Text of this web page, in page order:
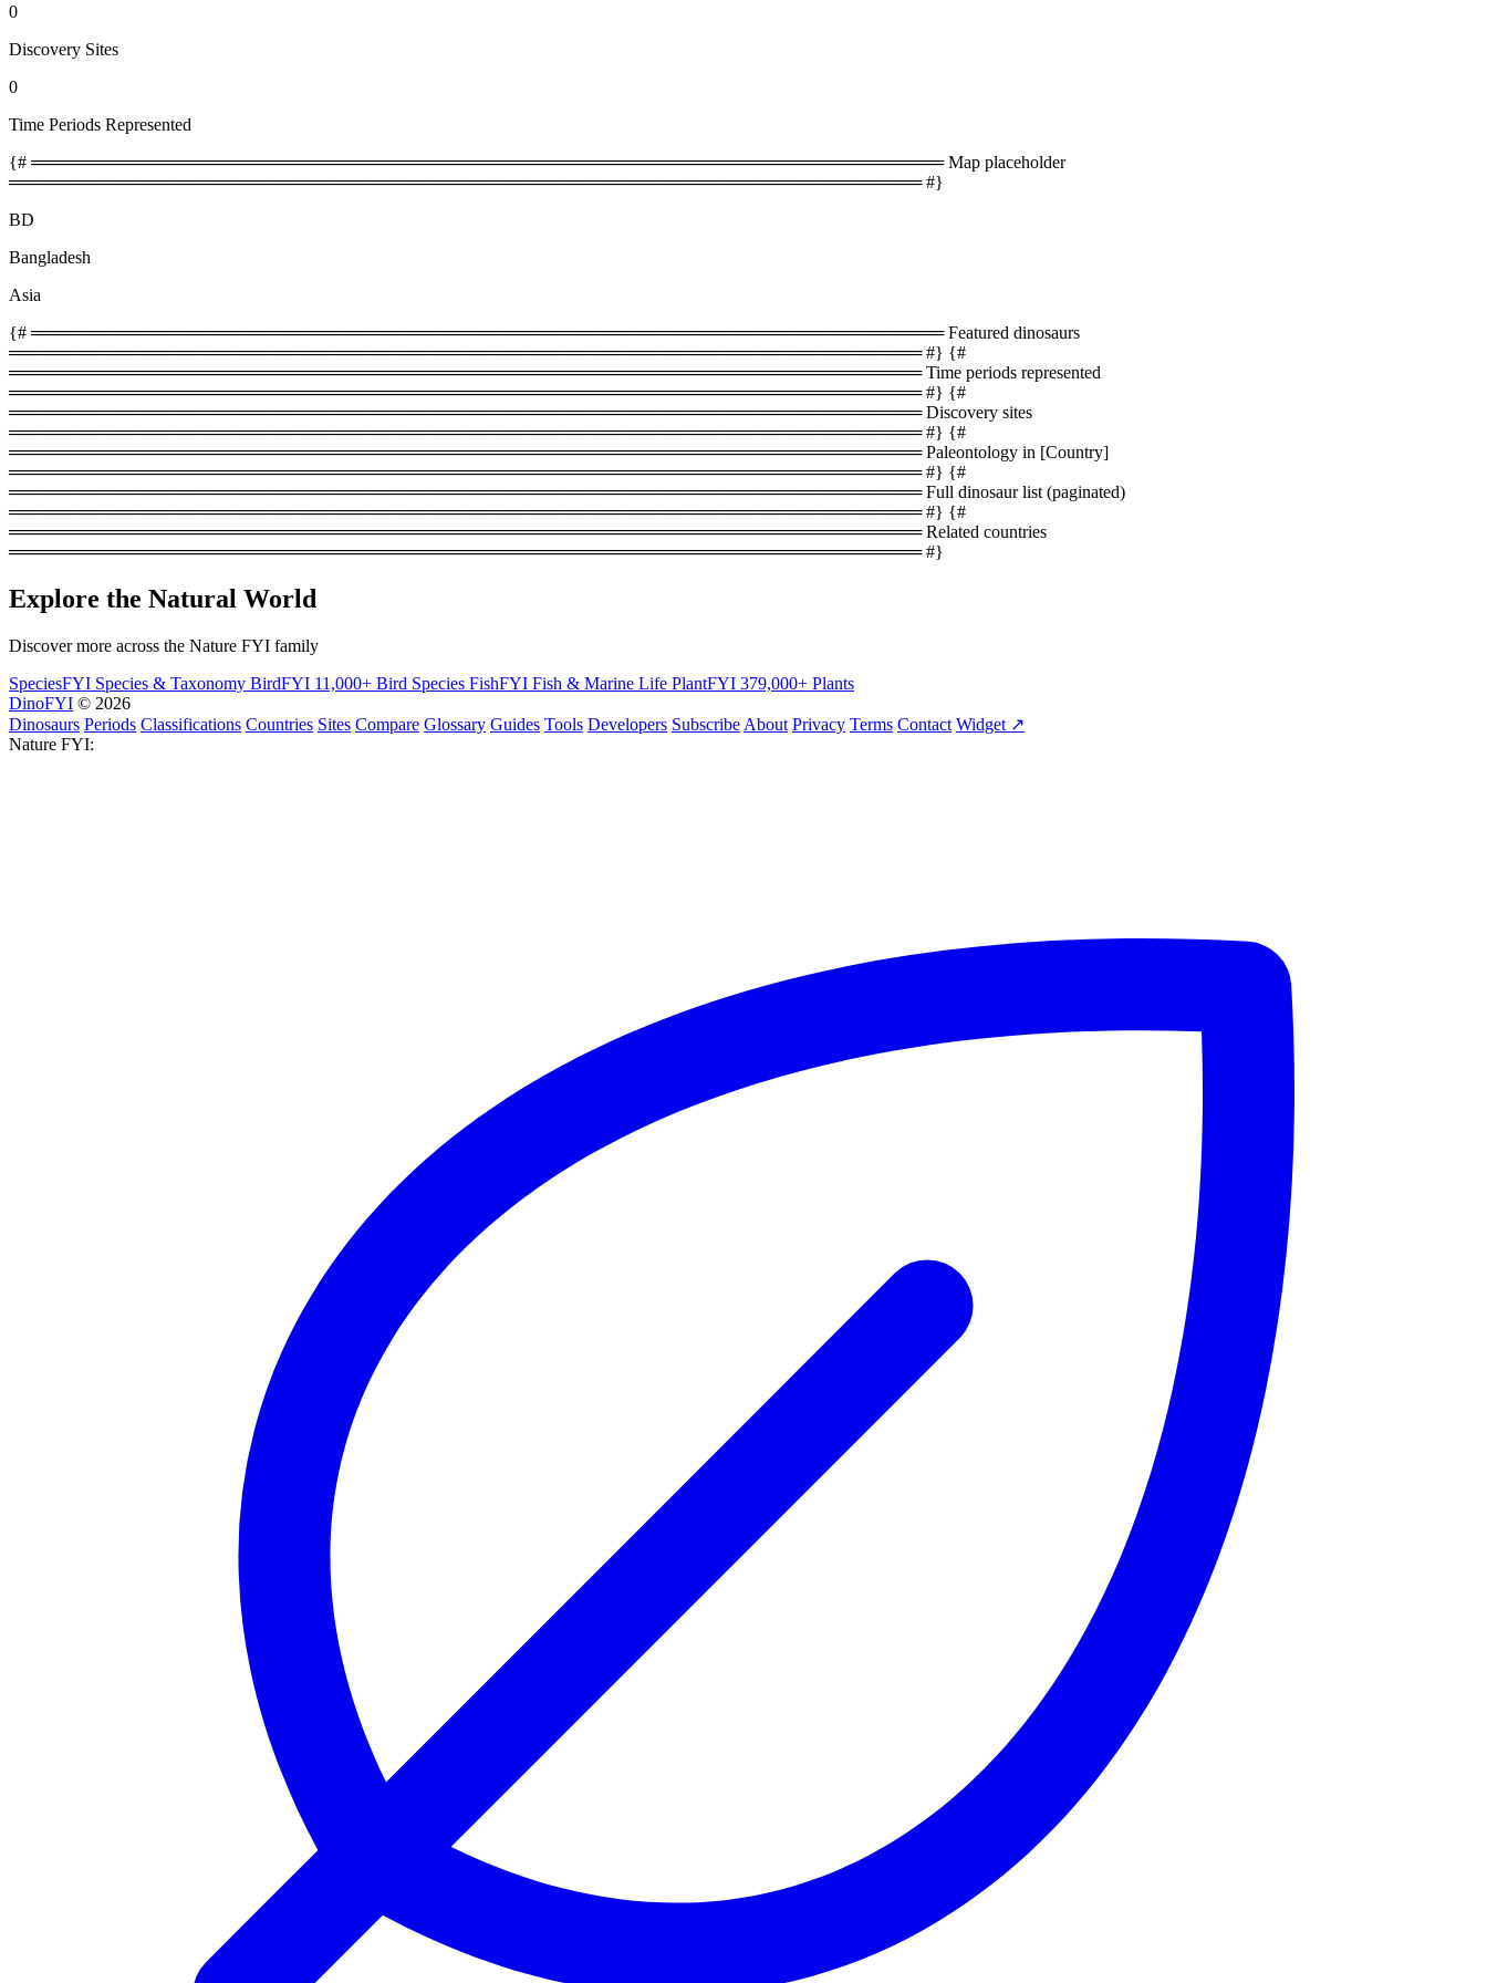
0
Discovery Sites
0
Time Periods Represented
{# ═══════════════════════════════════════════════════════════════════════════ Map placeholder
═══════════════════════════════════════════════════════════════════════════ #}
BD
Bangladesh
Asia
{# ═══════════════════════════════════════════════════════════════════════════ Featured dinosaurs
═══════════════════════════════════════════════════════════════════════════ #} {#
═══════════════════════════════════════════════════════════════════════════ Time periods represented
═══════════════════════════════════════════════════════════════════════════ #} {#
═══════════════════════════════════════════════════════════════════════════ Discovery sites
═══════════════════════════════════════════════════════════════════════════ #} {#
═══════════════════════════════════════════════════════════════════════════ Paleontology in [Country]
═══════════════════════════════════════════════════════════════════════════ #} {#
═══════════════════════════════════════════════════════════════════════════ Full dinosaur list (paginated)
═══════════════════════════════════════════════════════════════════════════ #} {#
═══════════════════════════════════════════════════════════════════════════ Related countries
═══════════════════════════════════════════════════════════════════════════ #}
Explore the Natural World
Discover more across the Nature FYI family
SpeciesFYI Species & Taxonomy BirdFYI 11,000+ Bird Species FishFYI Fish & Marine Life PlantFYI 379,000+ Plants
DinoFYI © 2026
Dinosaurs Periods Classifications Countries Sites Compare Glossary Guides Tools Developers Subscribe About Privacy Terms Contact Widget ↗
Nature FYI: